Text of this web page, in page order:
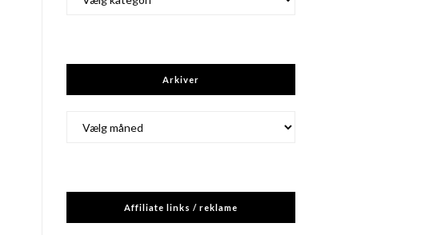
Arkiver
Affiliate links / reklame